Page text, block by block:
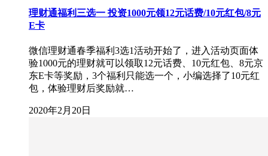
理财通福利三选一 投资1000元领12元话费/10元红包/8元
E卡
微信理财通春季福利3选1活动开始了，进入活动页面体
验1000元的理财就可以领取12元话费、10元红包、8元京
东E卡等奖励，3个福利只能选一个，小编选择了10元红
包，体验理财后奖励就…
2020年2月20日